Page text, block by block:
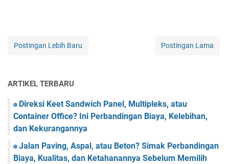
Postingan Lebih Baru Postingan Lama
ARTIKEL TERBARU
Direksi Keet Sandwich Panel, Multipleks, atau
Container Office? Ini Perbandingan Biaya, Kelebihan,
dan Kekurangannya
Jalan Paving, Aspal, atau Beton? Simak Perbandingan
Biaya, Kualitas, dan Ketahanannya Sebelum Memilih